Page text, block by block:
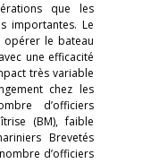
que les
importantes. Le
opérer le bateau
une efficacité
très variable
chez les
d’officiers
(BM), faible
Brevetés
d’officiers